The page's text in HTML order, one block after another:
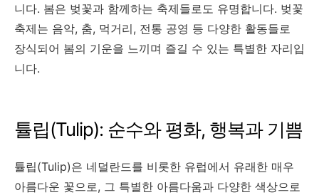
니다. 봄은 벚꽃과 함께하는 축제들로도 유명합니다. 벚꽃
축제는 음악, 춤, 먹거리, 전통 공영 등 다양한 활동들로
장식되어 봄의 기운을 느끼며 즐길 수 있는 특별한 자리입
니다.
튤립(Tulip): 순수와 평화, 행복과 기쁨
튤립(Tulip)은 네덜란드를 비롯한 유럽에서 유래한 매우
아름다운 꽃으로, 그 특별한 아름다움과 다양한 색상으로